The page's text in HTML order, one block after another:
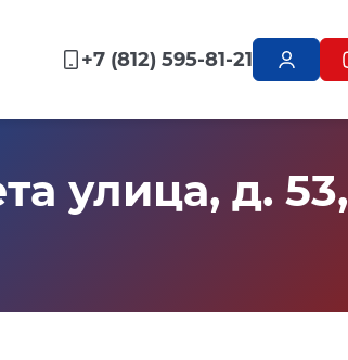
+7 (812) 595-81-21
улица, д. 53,